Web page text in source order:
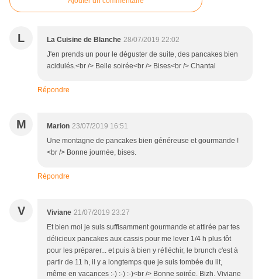
L La Cuisine de Blanche 28/07/2019 22:02
J'en prends un pour le déguster de suite, des pancakes bien
acidulés.<br /> Belle soirée<br /> Bises<br /> Chantal
Répondre
M Marion 23/07/2019 16:51
Une montagne de pancakes bien généreuse et gourmande !
<br /> Bonne journée, bises.
Répondre
V Viviane 21/07/2019 23:27
Et bien moi je suis suffisamment gourmande et attirée par tes
délicieux pancakes aux cassis pour me lever 1/4 h plus tôt
pour les préparer... et puis à bien y réfléchir, le brunch c'est à
partir de 11 h, il y a longtemps que je suis tombée du lit,
même en vacances :-) :-) :-)<br /> Bonne soirée. Bizh. Viviane